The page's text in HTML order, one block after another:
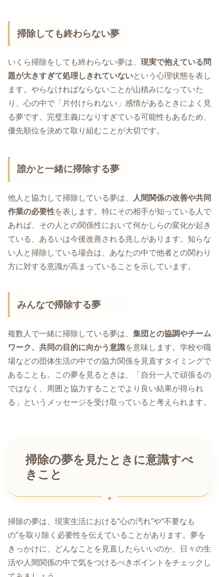
掃除しても終わらない夢
いくら掃除をしても終わらない夢は、 現実で抱えている問
題が大きすぎて処理しきれていないという心理状態を表し
ます。やらなければならないことが山積みになっていた
り、心の中で「片付けられない」感情があるときによく見
る夢です。完璧主義になりすぎている可能性もあるため、
優先順位を決めて取り組むことが大切です。
誰かと一緒に掃除する夢
他人と協力して掃除している夢は、
人間関係の改善や共同
作業の必要性を表します。特にその相手が知っている人で
あれば、その人との関係性において何かしらの変化が起き
ている、あるいは今後改善される兆しがあります。知らな
い人と掃除している場合は、あなたの中で他者との関わり
方に対する意識が高まっていることを示しています。
みんなで掃除する夢
複数人で一緒に掃除している夢は、 集団との協調やチーム
ワーク、共同の目的に向かう意識を意味します。学校や職
場などの団体生活の中での協力関係を見直すタイミングで
あることも。この夢を見るときは、「自分一人で頑張るの
ではなく、周囲と協力することでより良い結果が得られ
る」というメッセージを受け取っていると考えられます。
掃除の夢を見たときに意識すべ
きこと
掃除の夢は、現実生活における“心の汚れ”や“不要なも
の”を取り除く必要性を伝えていることがあります。夢を
きっかけに、どんなことを見直したらいいのか、日々の生
活や人間関係の中で気をつけるべきポイントをチェックし